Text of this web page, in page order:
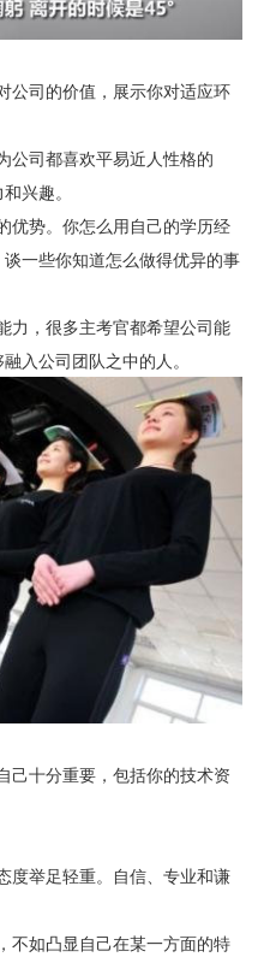
公司的价值，展示你对适应环
公司都喜欢平易近人性格的
兴趣。
优势。你怎么用自己的学历经
一些你知道怎么做得优异的事
力，很多主考官都希望公司能
入公司团队之中的人。
己十分重要，包括你的技术资
度举足轻重。自信、专业和谦
不如凸显自己在某一方面的特